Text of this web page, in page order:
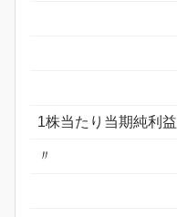
1株当たり当期純利益
〃